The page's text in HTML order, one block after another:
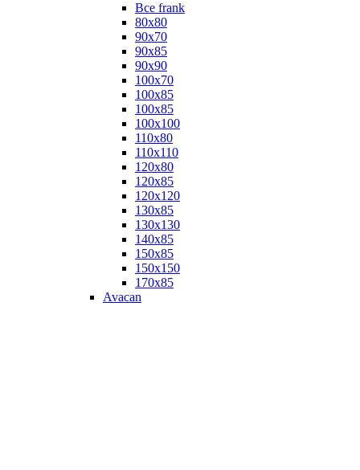
Все frank
80х80
90х70
90х85
90х90
100х70
100х85
100х85
100х100
110х80
110х110
120х80
120х85
120х120
130х85
130х130
140х85
150х85
150х150
170х85
Avacan